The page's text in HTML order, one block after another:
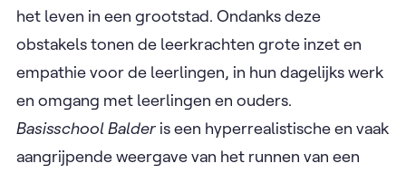
het leven in een grootstad. Ondanks deze
obstakels tonen de leerkrachten grote inzet en
empathie voor de leerlingen, in hun dagelijks werk
en omgang met leerlingen en ouders.
Basisschool Balder is een hyperrealistische en vaak
aangrijpende weergave van het runnen van een